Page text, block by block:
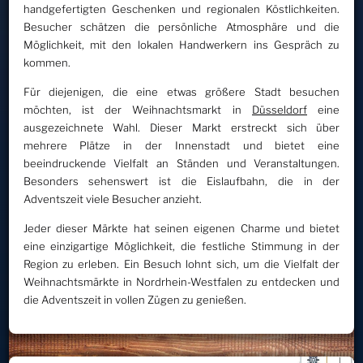
handgefertigten Geschenken und regionalen Köstlichkeiten.
Besucher schätzen die persönliche Atmosphäre und die
Möglichkeit, mit den lokalen Handwerkern ins Gespräch zu
kommen.
Für diejenigen, die eine etwas größere Stadt besuchen
möchten, ist der Weihnachtsmarkt in Düsseldorf eine
ausgezeichnete Wahl. Dieser Markt erstreckt sich über
mehrere Plätze in der Innenstadt und bietet eine
beeindruckende Vielfalt an Ständen und Veranstaltungen.
Besonders sehenswert ist die Eislaufbahn, die in der
Adventszeit viele Besucher anzieht.
Jeder dieser Märkte hat seinen eigenen Charme und bietet
eine einzigartige Möglichkeit, die festliche Stimmung in der
Region zu erleben. Ein Besuch lohnt sich, um die Vielfalt der
Weihnachtsmärkte in Nordrhein-Westfalen zu entdecken und
die Adventszeit in vollen Zügen zu genießen.